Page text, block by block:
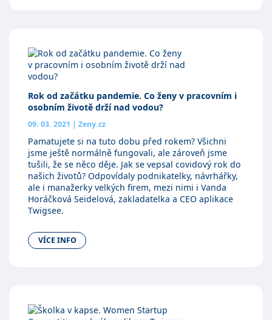
Rok od začátku pandemie. Co ženy v pracovním i
osobním životě drží nad vodou?
09. 03. 2021 | Zeny.cz
Pamatujete si na tuto dobu před rokem? Všichni
jsme ještě normálně fungovali, ale zároveň jsme
tušili, že se něco děje. Jak se vepsal covidový rok do
našich životů? Odpovídaly podnikatelky, návrhářky,
ale i manažerky velkých firem, mezi nimi i Vanda
Horáčková Seidelová, zakladatelka a CEO aplikace
Twigsee.
VÍCE INFO